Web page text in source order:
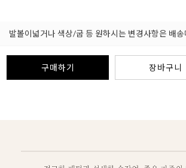
발볼이넓거나 색상/굽 등 원하시는 변경사항은 배
구매하기 장바구니